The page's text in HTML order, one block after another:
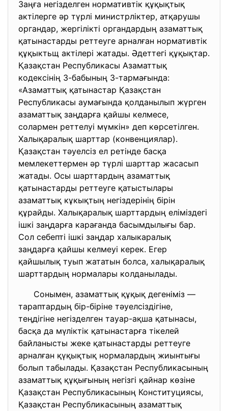
Заңға негізделген нормативтік құқықтық
актілерге әр түрлі министрліктер, атқарушы
органдар, жергілікті органдардың азаматтық
қатынастарды реттеуге арналған нормативтік
құқыктьщ актілері жатады. Әдеттегі құқықтар.
Қазақстан Республикасы Азаматтық
кодексінің 3-бабының 3-тармағында:
«Азаматтық қатынастар Қазақстан
Республикасы аумағында қолданылып жүрген
азаматтық заңдарға қайшы келмесе,
солармен реттелуі мүмкін» деп көрсетілген.
Халықаралық шарттар (конвенциялар).
Қазақстан тәуелсіз ел ретінде басқа
мемлекеттермен әр түрлі шарттар жасасып
жатады. Осы шарттардың азаматтық
қатынастарды реттеуге қатыстылары
азаматтық кұкықтың негіздерінің бірін
құрайды. Халықаралық шарттардың еліміздегі
ішкі заңдарға карағанда басымдылығы бар.
Сол себепті ішкі заңдар халыкаралық
заңдарға қайшы келмеуі керек. Егер
қайшылық туып жататын болса, халықаралық
шарттардың нормалары колданылады.
Сонымен, азаматтық құқық дегеніміз —
тараптардың бір-біріне тәуелсіздігіне,
теңдігіне негізделген тауар-ақша қатынасы,
басқа да мүліктік қатынастарға тікелей
байланысты жеке қатынастарды реттеуге
арналған қүқықтық нормалардың жиынтығы
болып табылады. Қазақстан Республикасының
азаматтық құқығының негізгі қайнар көзіне
Қазақстан Республикасының Конституциясы,
Қазақстан Республикасының азаматтық